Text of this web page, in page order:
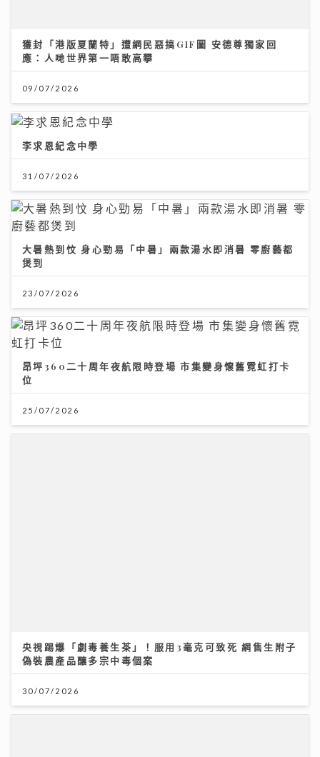
獲封「港版夏蘭特」遭網民惡搞GIF圖 安德尊獨家回
應：人哋世界第一唔敢高攀
09/07/2026
李求恩紀念中學
31/07/2026
大暑熱到忟 身心勁易「中暑」兩款湯水即消暑 零廚藝都
煲到
23/07/2026
昂坪360二十周年夜航限時登場 市集變身懷舊霓虹打卡
位
25/07/2026
央視踢爆「劇毒養生茶」！服用3毫克可致死 網售生附子
偽裝農產品釀多宗中毒個案
30/07/2026